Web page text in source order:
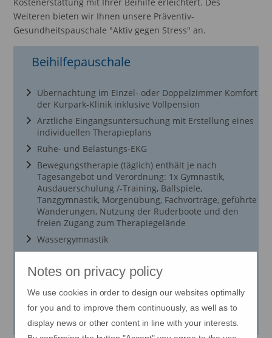
Weiteren bieten wir Ihnen unsere Präventiv-
Gesundheitspauschale "Aktiv gegen Stress" an.
Beihilfepauschale
Übernachtung im Einzel- oder Doppelzimmer Komfort
der Kurpark-Klinik inklusive Vollpension
Ärztliche Eingangsuntersuchung mit Erstellung eines
individuellen Therapieplans
Ruhe- und Belastungs-EKG
Bewegungstherapie (täglich) enthält je nach
Tagesangebot und Verordnung: 1x Gymnastik,
Ausdauerschulung /-Training, Ballspiele,
Tanzgymnastik, Morgenübung, Fachvorträge, geführte
Wanderungen, Nutzung der Ruderboote und den
freien Zugang zum Therapiegelände
Wassergymnastik
Dehngymnastik
kostenlose Nutzung der hauseigenen Sauna und
Hier erhalten Sie Preisinformationen über die Beihilfe-
Pauschale.
Notes on privacy policy
We use cookies in order to design our websites optimally
for you and to improve them continuously, as well as to
display news or other content in line with your interests.